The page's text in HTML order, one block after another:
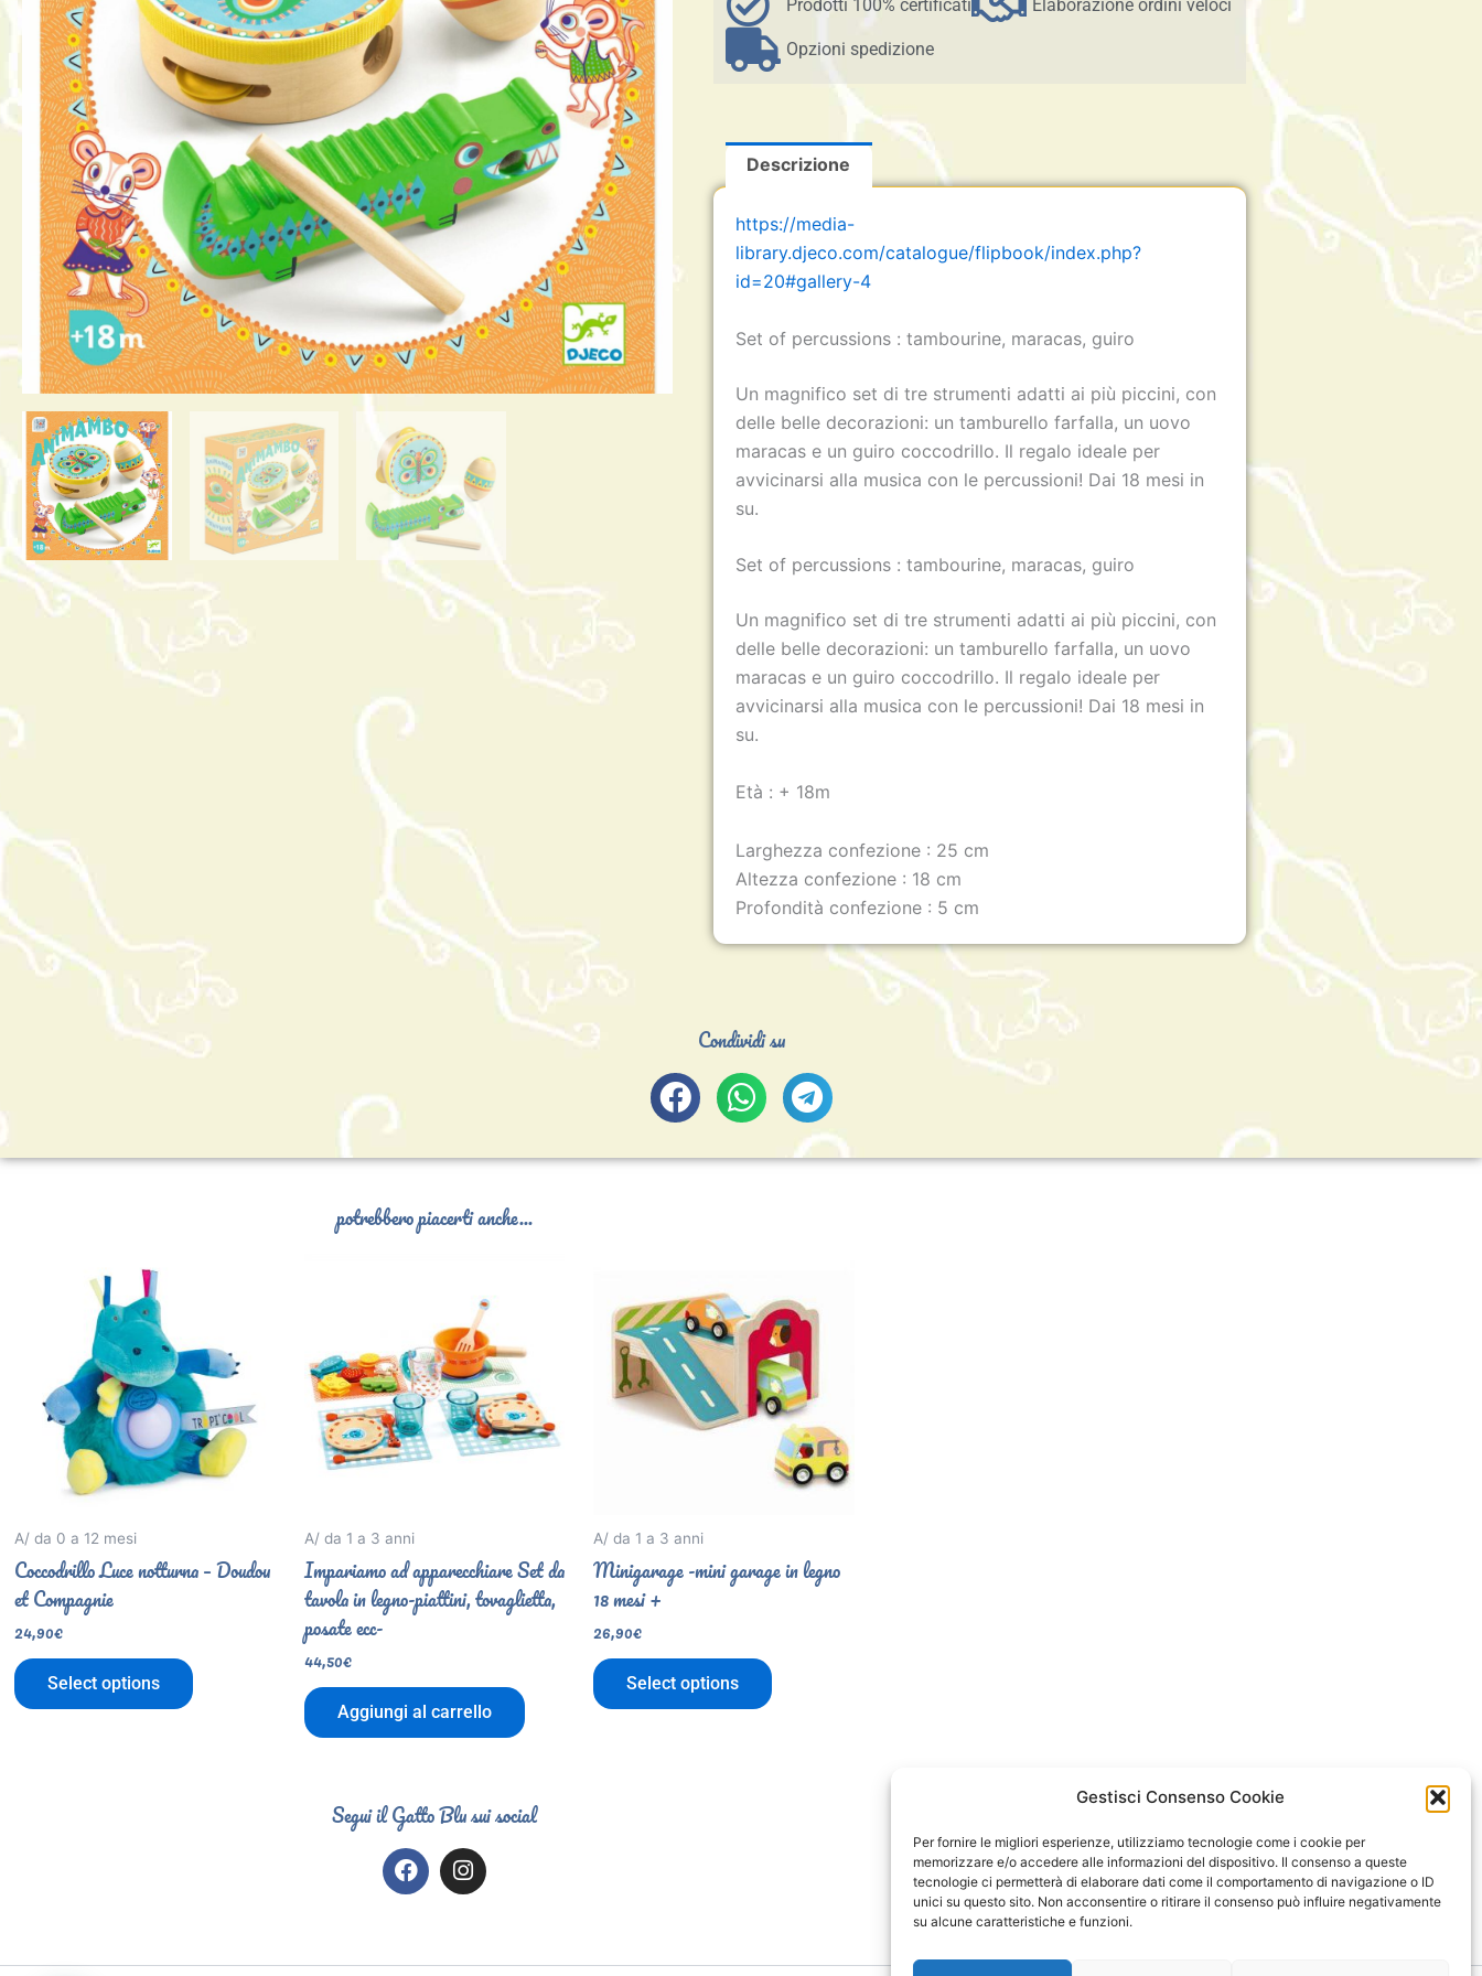
Gestisci Consenso Cookie
Per fornire le migliori esperienze, utilizziamo tecnologie come i cookie per
memorizzare e/o accedere alle informazioni del dispositivo. Il consenso a queste
tecnologie ci permetterà di elaborare dati come il comportamento di navigazione o ID
unici su questo sito. Non acconsentire o ritirare il consenso può influire negativamente
su alcune caratteristiche e funzioni.
18
Prodotti 100% certificati Elaborazione ordini veloci
Opzioni spedizione
Descrizione
https://media-
library.djeco.com/catalogue/flipbook/index.php?
id=20#gallery-4
Set of percussions : tambourine, maracas, guiro
Un magnifico set di tre strumenti adatti ai più piccini, con
delle belle decorazioni: un tamburello farfalla, un uovo
maracas e un guiro coccodrillo. Il regalo ideale per
avvicinarsi alla musica con le percussioni! Dai 18 mesi in
su.
Set of percussions : tambourine, maracas, guiro
Un magnifico set di tre strumenti adatti ai più piccini, con
delle belle decorazioni: un tamburello farfalla, un uovo
maracas e un guiro coccodrillo. Il regalo ideale per
avvicinarsi alla musica con le percussioni! Dai 18 mesi in
su.
Età : + 18m
Larghezza confezione : 25 cm
Altezza confezione : 18 cm
Profondità confezione : 5 cm
Condividi su
potrebbero piacerti anche...
A/ da 0 a 12 mesi
Coccodrillo Luce notturna – Doudou
et Compagnie
24,90€
Select options
A/ da 1 a 3 anni
Impariamo ad apparecchiare Set da
tavola in legno-piattini, tovaglietta,
posate ecc-
44,50€
Aggiungi al carrello
A/ da 1 a 3 anni
Minigarage -mini garage in legno
18 mesi +
26,90€
Select options
Segui il Gatto Blu sui social
F
a
I
n